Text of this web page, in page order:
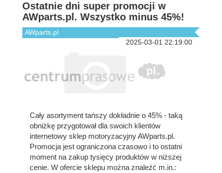
Ostatnie dni super promocji w
AWparts.pl. Wszystko minus 45%!
AWparts.pl
2025-03-01 22:19:00
Cały asortyment tańszy dokładnie o 45% - taką
obniżkę przygotował dla swoich klientów
internetowy sklep motoryzacyjny AWparts.pl.
Promocja jest ograniczona czasowo i to ostatni
moment na zakup tysięcy produktów w niższej
cenie. W ofercie sklepu można znaleźć m.in.: